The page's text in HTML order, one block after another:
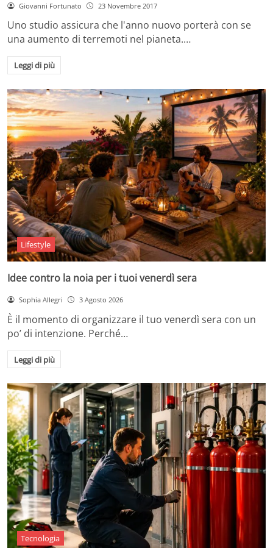
Giovanni Fortunato 23 Novembre 2017
Uno studio assicura che l'anno nuovo porterà con se
una aumento di terremoti nel pianeta.…
Leggi di più
Lifestyle
Idee contro la noia per i tuoi venerdì sera
Sophia Allegri 3 Agosto 2026
È il momento di organizzare il tuo venerdì sera con un
po’ di intenzione. Perché…
Leggi di più
Tecnologia